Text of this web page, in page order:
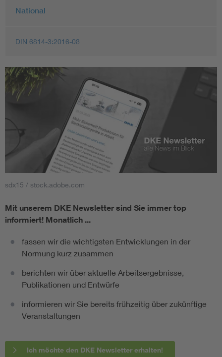
National
DIN 6814-3:2016-08
sdx15 / stock.adobe.com
Mit unserem DKE Newsletter sind Sie immer top
informiert! Monatlich ...
fassen wir die wichtigsten Entwicklungen in der
Normung kurz zusammen
berichten wir über aktuelle Arbeitsergebnisse,
Publikationen und Entwürfe
informieren wir Sie bereits frühzeitig über zukünftige
Veranstaltungen
Ich möchte den DKE Newsletter erhalten!